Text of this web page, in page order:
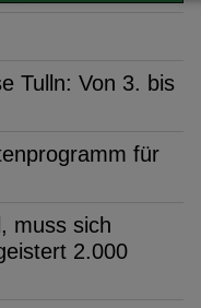
Tulln: Von 3. bis
für
muss sich
2.000